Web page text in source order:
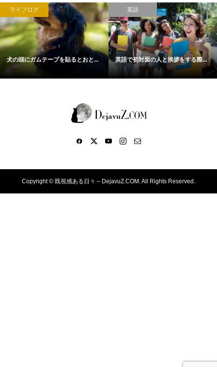
ライフログ
犬の頭にガムテープを貼るとおと...
英語
英語で初対面の人と挨拶をする際...
Copyright © 既視感ある日々 – DejavuZ.COM. All Rights Reserved.